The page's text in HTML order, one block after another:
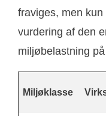
fraviges, men
vurdering af den
miljøbelastning
Miljøklasse